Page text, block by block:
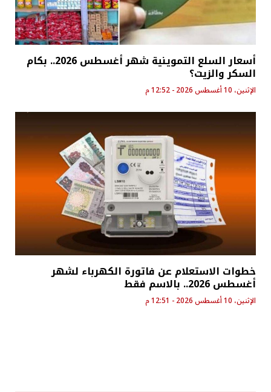
أسعار السلع التموينية شهر أغسطس 2026.. بكام
السكر والزيت؟
الإثنين، 10 أغسطس 2026 - 12:52 م
خطوات الاستعلام عن فاتورة الكهرباء لشهر
أغسطس 2026.. بالاسم فقط
الإثنين، 10 أغسطس 2026 - 12:51 م